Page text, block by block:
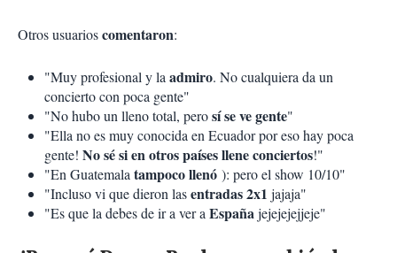
Otros usuarioscomentaron:
"Muy profesional y laadmiro. No cualquiera da un
concierto con poca gente"
"No hubo un lleno total, perosí se ve gente"
"Ella no es muy conocida en Ecuador por eso hay poca
gente! No sé si en otros países llene conciertos!"
"En Guatemalatampoco llenó ): pero el show 10/10"
"Incluso vi que dieron lasentradas 2x1 jajaja"
"Es que la debes de ir a ver aEspañajejejejejjeje"